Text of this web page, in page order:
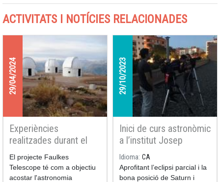
ACTIVITATS I NOTÍCIES RELACIONADES
29/04/2024
Experiències
realitzades durant el
segon curs del projecte
Faulkes Telescope
Project a Catalunya
El projecte Faulkes
Telescope té com a objectiu
acostar l'astronomia
29/10/2023
Inici de curs astronòmic
a l’institut Josep
Lladonosa
Idioma CA
Aprofitant l’eclipsi parcial i la
bona posició de Saturn i